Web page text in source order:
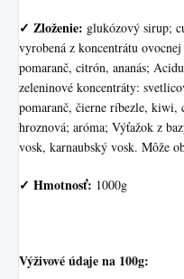
✓ Zloženie: glukózový sirup;
vyrobená z koncentrátu
pomaranč, citrón, ananás;
zeleninové koncentráty:
pomaranč, čierne ríbezle, kiwi,
hroznová; aróma; Výťažok z
vosk, karnaubský vosk. Môže
✓ Hmotnosť: 1000g
Výživové údaje na 100g: